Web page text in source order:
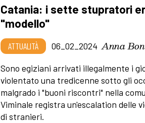
Catania: i sette stupratori
"modello"
ATTUALITÀ 06_02_2024 Anna
Sono egiziani arrivati illegalmente i
violentato una tredicenne sotto gli
malgrado i "buoni riscontri" nella
Viminale registra un'escalation delle
di stranieri.